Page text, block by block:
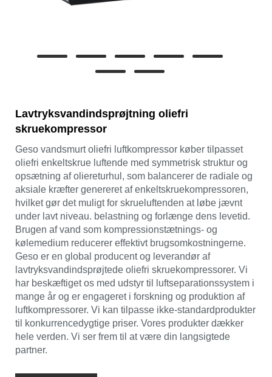
Lavtryksvandindsprøjtning oliefri
skruekompressor
Geso vandsmurt oliefri luftkompressor køber tilpasset
oliefri enkeltskrue luftende med symmetrisk struktur og
opsætning af oliereturhul, som balancerer de radiale og
aksiale kræfter genereret af enkeltskruekompressoren,
hvilket gør det muligt for skrueluftenden at løbe jævnt
under lavt niveau. belastning og forlænge dens levetid.
Brugen af ​​vand som kompressionstætnings- og
kølemedium reducerer effektivt brugsomkostningerne.
Geso er en global producent og leverandør af
lavtryksvandindsprøjtede oliefri skruekompressorer. Vi
har beskæftiget os med udstyr til luftseparationssystem i
mange år og er engageret i forskning og produktion af
luftkompressorer. Vi kan tilpasse ikke-standardprodukter
til konkurrencedygtige priser. Vores produkter dækker
hele verden. Vi ser frem til at være din langsigtede
partner.